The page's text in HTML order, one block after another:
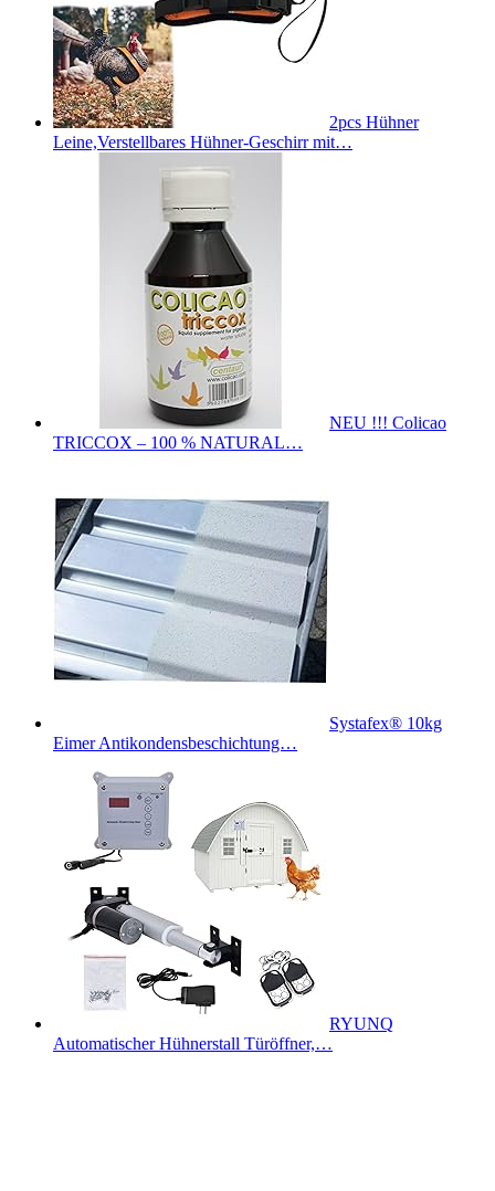
2pcs Hühner
Leine,Verstellbares Hühner-Geschirr mit…
NEU !!! Colicao
TRICCOX – 100 % NATURAL…
Systafex® 10kg
Eimer Antikondensbeschichtung…
RYUNQ
Automatischer Hühnerstall Türöffner,…